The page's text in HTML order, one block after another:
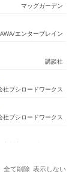
マッグガーデン
エンターブレイン
講談社
社ブシロードワークス
社ブシロードワークス
宇都宮ケーブルテレビ
表示しない
全て削除